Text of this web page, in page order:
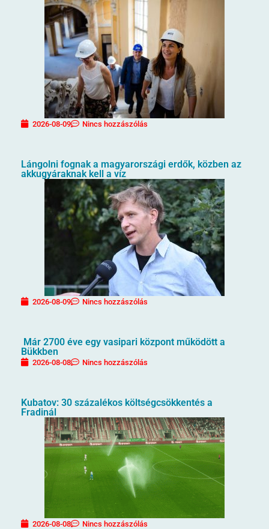
2026-08-09 Nincs hozzászólás
Lángolni fognak a magyarországi erdők, közben az
akkugyáraknak kell a víz
2026-08-09 Nincs hozzászólás
Már 2700 éve egy vasipari központ működött a
Bükkben
2026-08-08 Nincs hozzászólás
Kubatov: 30 százalékos költségcsökkentés a
Fradinál
2026-08-08 Nincs hozzászólás